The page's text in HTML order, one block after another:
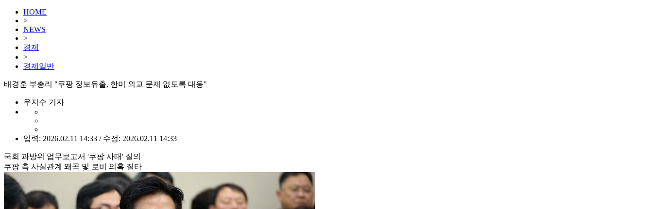
HOME
>
NEWS
>
경제
>
경제일반
배경훈 부총리 "쿠팡 정보유출, 한미 외교 문제 없도록 대응"
우지수 기자
입력: 2026.02.11 14:33 / 수정: 2026.02.11 14:33
국회 과방위 업무보고서 '쿠팡 사태' 질의
쿠팡 측 사실관계 왜곡 및 로비 의혹 질타